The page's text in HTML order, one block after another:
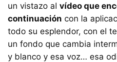
un vistazo al vídeo que
continuación con la
todo su esplendor, con el
un fondo que cambia
y blanco y esa voz… esa